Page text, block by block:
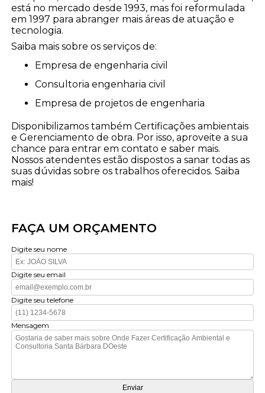
está no mercado desde 1993, mas foi reformulada
em 1997 para abranger mais áreas de atuação e
tecnologia.
Saiba mais sobre os serviços de:
empresa de engenharia civil
consultoria engenharia civil
empresa de projetos de engenharia
Disponibilizamos também Certificações ambientais
e Gerenciamento de obra. Por isso, aproveite a sua
chance para entrar em contato e saber mais.
Nossos atendentes estão dispostos a sanar todas as
suas dúvidas sobre os trabalhos oferecidos. Saiba
mais!
FAÇA UM ORÇAMENTO
Digite seu nome
Digite seu email
Digite seu telefone
Mensagem